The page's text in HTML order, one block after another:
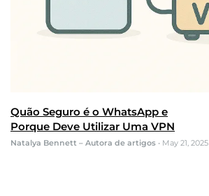
Quão Seguro é o WhatsApp e
Porque Deve Utilizar Uma VPN
Natalya Bennett – Autora de artigos • May 21, 2025